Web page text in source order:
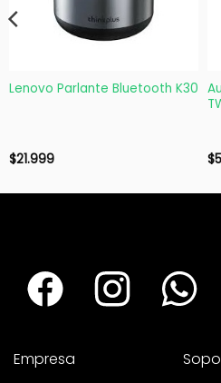
Lenovo Parlante Bluetooth K30
$21.999 $
Empresa